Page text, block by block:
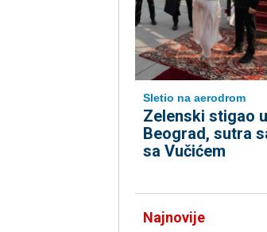
Sletio na aerodrom
Zelenski stigao u
Beograd, sutra
sa Vučićem
Najnovije